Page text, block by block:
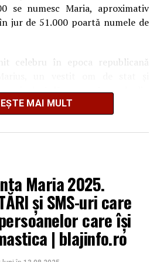
se numesc Maria, aproximativ
jur de 51.000 poartă numele de
celebru în epoca republicană
să lămurească pe deplin
acestui nume, cercetătorii au
el se apropie de cuvântul etrusc
unei funcţii şi care iniţial a avut
MAI MULT
Maria 2025.
și SMS-uri care
care își
| blajinfo.ro